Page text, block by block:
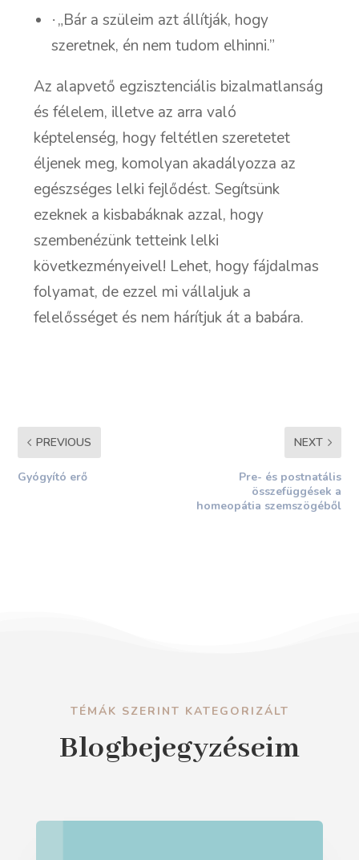
· „Bár a szüleim azt állítják, hogy
szeretnek, én nem tudom elhinni.”
Az alapvető egzisztenciális bizalmatlanság
és félelem, illetve az arra való
képtelenség, hogy feltétlen szeretetet
éljenek meg, komolyan akadályozza az
egészséges lelki fejlődést. Segítsünk
ezeknek a kisbabáknak azzal, hogy
szembenézünk tetteink lelki
következményeivel! Lehet, hogy fájdalmas
folyamat, de ezzel mi vállaljuk a
felelősséget és nem hárítjuk át a babára.
PREVIOUS
Gyógyító erő
NEXT
Pre- és postnatális
összefüggések a
homeopátia szemszögéből
TÉMÁK SZERINT KATEGORIZÁLT
Blogbejegyzéseim